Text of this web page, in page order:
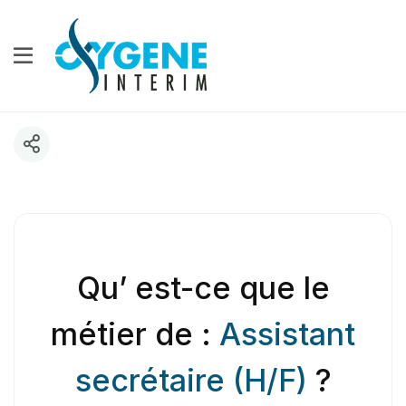
Qu’ est-ce que le
métier de : Assistant
secrétaire (H/F) ?